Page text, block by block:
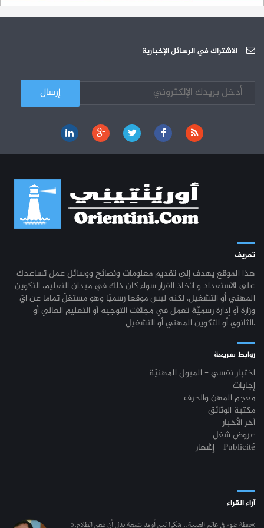
03-10 الجامعة العربية للعلوم : دورة تكوينية
الاشتراك في الرسائل الإخبارية
تعريف
هذا الموقع يهدف إلى تقديم معلومات ونصائح ووسائل عمل تساعدك
على الاستعداد و اتخاذ القرار سواء كان ذلك في ميدان التعليم، التكوين
المهني أو التشغيل. لكنه ليس موقعا رسميّا وهو مستقلّ تماما عن ايّ
وزارة أو إدارة رسميّة تعمل في مجالات التوجيه أو التعليم العالي أو
الثانوي أو التكوين المهني أو التشغيل.
روابط سريعة
اختبار نفسي - الميول المهنيّة
إجابات
معجم المهن والحرف
مكتبة الوثائق
آخر الأخبار
عروض شغل
إشهار - Publicité
آراء القراء
“نقطة ضوء في عالم العتمة.. شكرا لمن أوقد شمعة بدل أن يلعن الظلام.”